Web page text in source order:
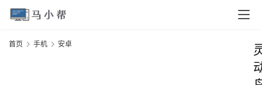
首页 手机 安卓